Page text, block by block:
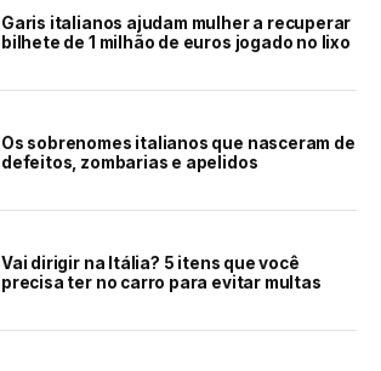
Garis italianos ajudam mulher a recuperar
bilhete de 1 milhão de euros jogado no lixo
Os sobrenomes italianos que nasceram de
defeitos, zombarias e apelidos
Vai dirigir na Itália? 5 itens que você
precisa ter no carro para evitar multas